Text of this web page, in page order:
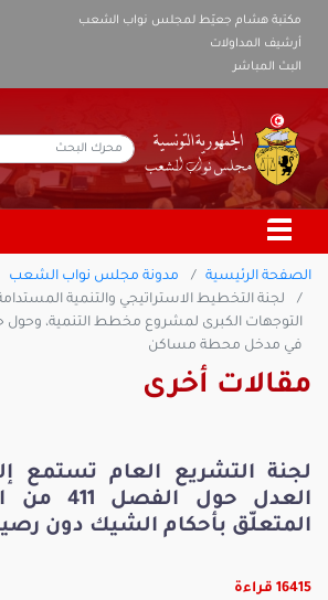
مكتبة هشام جعيّط لمجلس نواب الشعب
أرشيف المداولات
البث المباشر
الصفحة الرئيسية
مدونة مجلس نواب الشعب
لجنة التخطيط الاستراتيجي والتنمية
التوجهات الكبرى لمشروع مخطط التنمية، وحول
في مدخل محطة مساكن
مقالات أخرى
لجنة التشريع العام تستمع
العدل حول
المتعلّق بأحكام الشيك دون
16415 قراءة